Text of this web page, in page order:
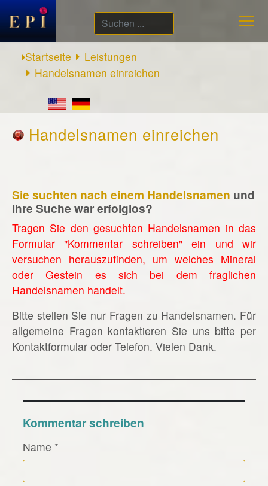
Suchen
...
Startseite
Leistungen
Handelsnamen einreichen
Handelsnamen einreichen
Sie suchten nach einem Handelsnamen und
Ihre Suche war erfolglos?
Tragen Sie den gesuchten Handelsnamen in das
Formular "Kommentar schreiben" ein und wir
versuchen herauszufinden, um welches Mineral
oder Gestein es sich bei dem fraglichen
Handelsnamen handelt.
Bitte stellen Sie nur Fragen zu Handelsnamen. Für
allgemeine Fragen kontaktieren Sie uns bitte per
Kontaktformular oder Telefon. Vielen Dank.
Kommentar schreiben
Name *